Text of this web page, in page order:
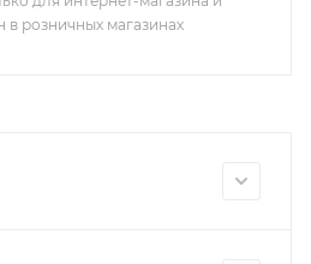
в розничных магазинах